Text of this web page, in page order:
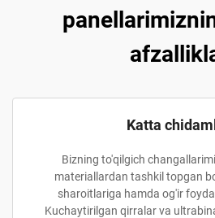
Katta
Bizning to'qilgich
materiallardan tashkil topgan
sharoitlariga hamda og'ir
Kuchaytirilgan qirralar va